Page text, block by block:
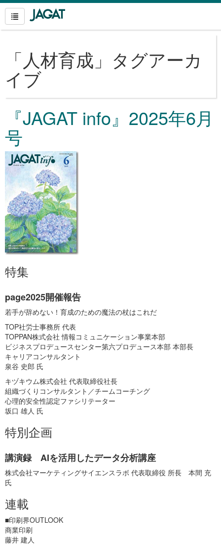
「人材育成 」タグアーカ
イブ
『JAGAT info』2025年6月
号
特集
page2025開催報告
若手が辞めない！育成のための魔法の杖はこれだ
TOP社労士事務所 代表
TOPPAN株式会社 情報コミュニケーション事業本部
ビジネスプロデュースセンター第六プロデュース本部 本部長
キャリアコンサルタント
泉谷 史郎 氏
キヅキウム株式会社 代表取締役社長
組織づくりコンサルタント／チームコーチング
心理的安全性認定ファシリテーター
坂口 雄人 氏
特別企画
講演録 AIを活用したデータ分析講座
株式会社マーケティングサイエンスラボ 代表取締役 所長 本間 充
氏
連載
■印刷界OUTLOOK
商業印刷
藤井 建人